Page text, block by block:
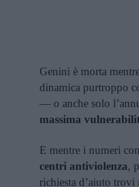
Genini è morta
dinamica purtroppo
— o anche solo
massima
E mentre i numeri
centri antiviolenza,
richiesta d’aiuto trovi